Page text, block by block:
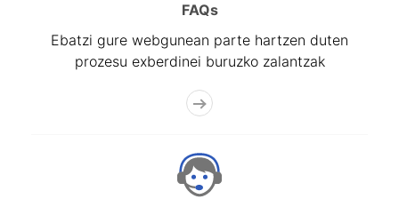
FAQs
Ebatzi gure webgunean parte hartzen duten
prozesu exberdinei buruzko zalantzak